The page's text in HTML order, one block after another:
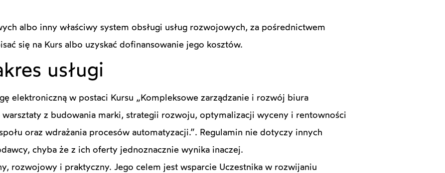
albo inny właściwy system obsługi usług rozwojowych, za pośrednictwem
się na Kurs albo uzyskać dofinansowanie jego kosztów.
usługi
elektroniczną w postaci Kursu „Kompleksowe zarządzanie i rozwój biura
z budowania marki, strategii rozwoju, optymalizacji wyceny i rentowności
oraz wdrażania procesów automatyzacji.”. Regulamin nie dotyczy innych
chyba że z ich oferty jednoznacznie wynika inaczej.
rozwojowy i praktyczny. Jego celem jest wsparcie Uczestnika w rozwijaniu